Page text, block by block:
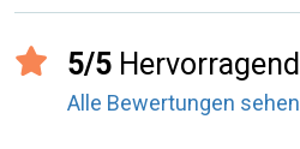
5/5 Hervorragend
Alle Bewertungen sehen